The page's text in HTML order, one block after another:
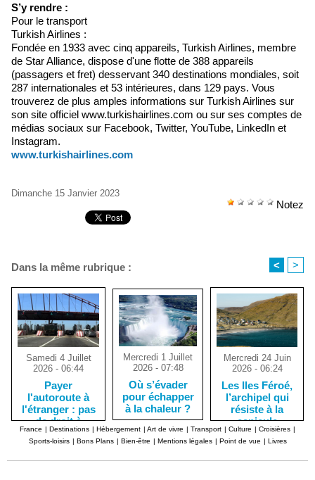
S’y rendre :
Pour le transport
Turkish Airlines :
Fondée en 1933 avec cinq appareils, Turkish Airlines, membre
de Star Alliance, dispose d'une flotte de 388 appareils
(passagers et fret) desservant 340 destinations mondiales, soit
287 internationales et 53 intérieures, dans 129 pays. Vous
trouverez de plus amples informations sur Turkish Airlines sur
son site officiel www.turkishairlines.com ou sur ses comptes de
médias sociaux sur Facebook, Twitter, YouTube, LinkedIn et
Instagram.
www.turkishairlines.com
Dimanche 15 Janvier 2023
Notez
Dans la même rubrique : < >
Samedi 4 Juillet
2026 - 06:44
Payer
l'autoroute à
l'étranger : pas
de droit à
l'erreur !
Mercredi 1 Juillet
2026 - 07:48
Où s’évader
pour échapper
à la chaleur ?
Mercredi 24 Juin
2026 - 06:24
Les Iles Féroé,
l’archipel qui
résiste à la
canicule
France | Destinations | Hébergement | Art de vivre | Transport | Culture | Croisières |
Sports-loisirs | Bons Plans | Bien-être | Mentions légales | Point de vue | Livres